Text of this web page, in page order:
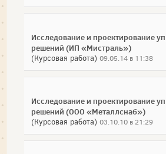
Исследование и проектирование
решений (ИП «Мистраль»)
(Курсовая работа) 09.05.14 в 11:38
Исследование и проектирование
решений (ООО «Металлснаб»)
(Курсовая работа) 03.10.10 в 21:29